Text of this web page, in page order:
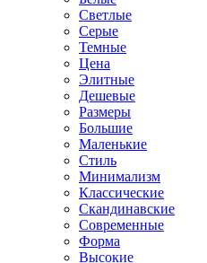
Светлые
Серые
Темные
Цена
Элитные
Дешевые
Размеры
Большие
Маленькие
Стиль
Минимализм
Классические
Скандинавские
Современные
Форма
Высокие